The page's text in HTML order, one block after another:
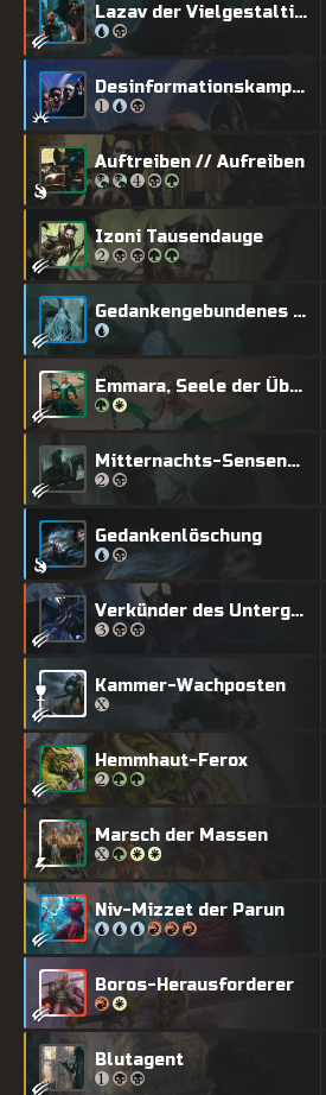
Lazav der Vielgestaltige
Desinformationskampagne
Auftreiben // Aufreiben
Izoni Tausendauge
Gedankengebundenes Trugbild
Emmara, Seele der Übereinkunft
Mitternachts-Sensenmann
Gedankenlöschung
Verkünder des Untergangs
Kammer-Wachposten
Hemmhaut-Ferox
Marsch der Massen
Niv-Mizzet der Parun
Boros-Herausforderer
Blutagent